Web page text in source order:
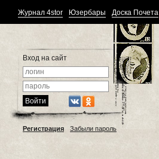
Журнал 4stor Юзербары Доска Почета
Вход на сайт
Регистрация Забыли пароль